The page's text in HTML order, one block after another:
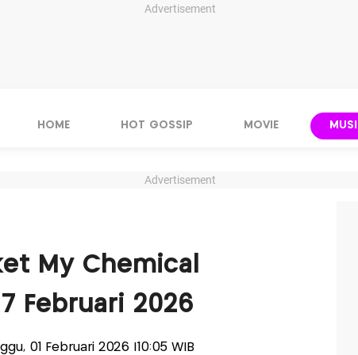
Advertisement
HOME HOT GOSSIP MOVIE
Advertisement
My Chemical
Februari 2026
01 Februari 2026 |10:05 WIB